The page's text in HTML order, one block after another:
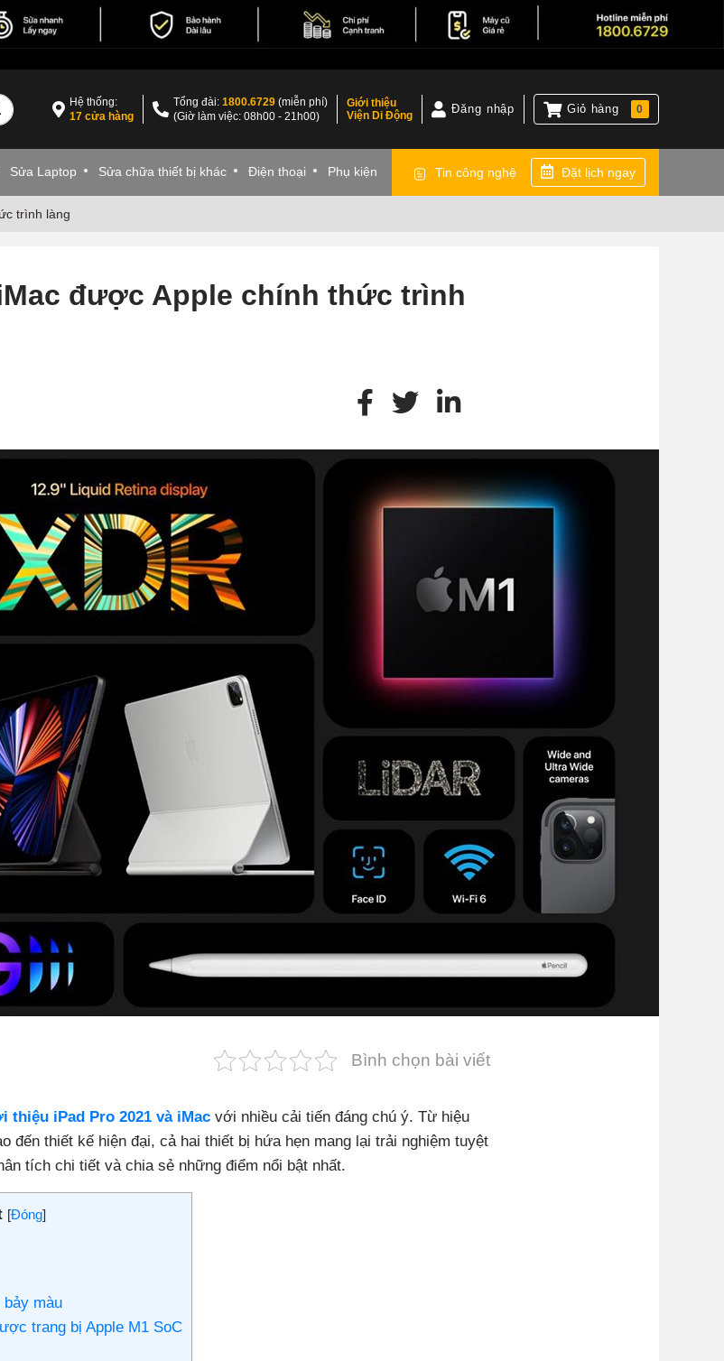
Hệ thống:
17 cửa hàng
Tổng đài:1800.6729 (miễn phí)
(Giờ làm việc: 08h00 - 21h00)
Giới thiệu
Viện Di Động
Đăng nhập Giỏ hàng 0
Sửa Laptop Sửa chữa thiết bị khác Điện thoại Phụ kiện Tin công nghệ Đặt lịch ngay
trình làng
được Apple chính thức trình
Bình chọn bài viết
thiệu iPad Pro 2021 và iMac với nhiều cải tiến đáng chú ý. Từ hiệu
đến thiết kế hiện đại, cả hai thiết bị hứa hẹn mang lại trải nghiệm tuyệt
tích chi tiết và chia sẻ những điểm nổi bật nhất.
[Đóng]
màu
trang bị Apple M1 SoC